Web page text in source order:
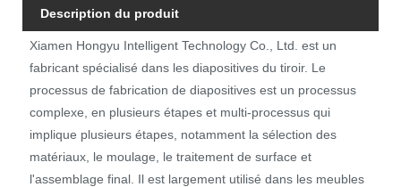
Description du produit
Xiamen Hongyu Intelligent Technology Co., Ltd. est un
fabricant spécialisé dans les diapositives du tiroir. Le
processus de fabrication de diapositives est un processus
complexe, en plusieurs étapes et multi-processus qui
implique plusieurs étapes, notamment la sélection des
matériaux, le moulage, le traitement de surface et
l'assemblage final. Il est largement utilisé dans les meubles